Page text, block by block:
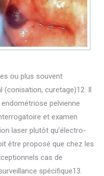
ou plus souvent
(conisation, curetage)12. Il
pelvienne
et examen
laser plutôt qu’électro-
être proposé que chez les
cas de
spécifique13.